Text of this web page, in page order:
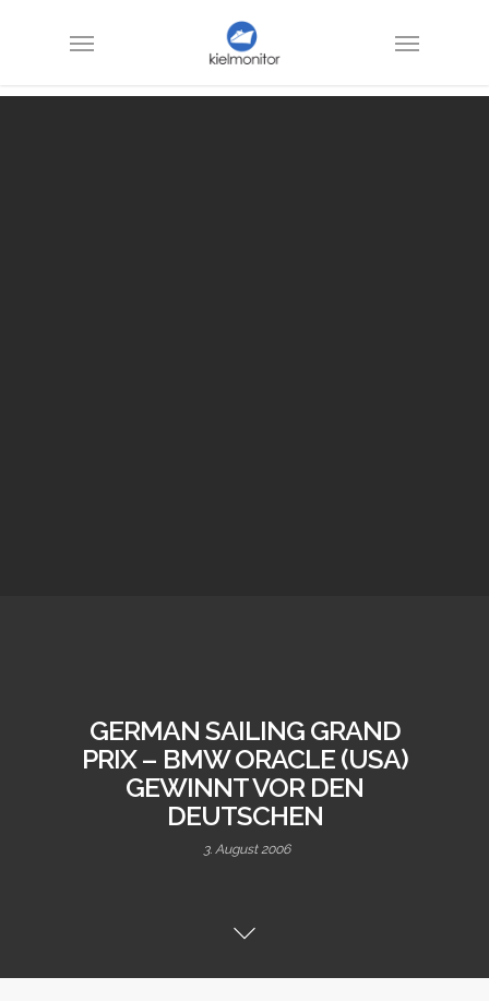
GERMAN SAILING GRAND
PRIX – BMW ORACLE (USA)
GEWINNT VOR DEN
DEUTSCHEN
3. August 2006